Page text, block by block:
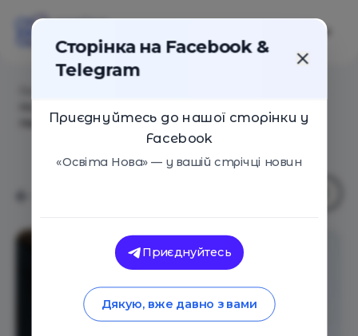
пережити виклики війни
Сторінка на Facebook &
Telegram
Приєднуйтесь до нашої сторінки у
Facebook
«Освіта Нова» — у вашій стрічці новин
Приєднуйтесь
Дякую, вже давно з вами